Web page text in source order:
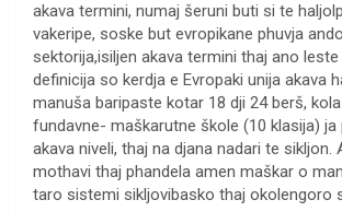
akava termini, numaj šeruni buti si te
vakeripe, soske but evropikane phuvja
sektorija,isiljen akava termini thaj ano leste
definicija so kerdja e Evropaki unija akava
manuša baripaste kotar 18 dji 24 berš,
fundavne- maškarutne škole (10 klasija)
akava niveli, thaj na djana nadari te sikljon.
mothavi thaj phandela amen maškar o
taro sistemi sikljovibasko thaj okolengoro